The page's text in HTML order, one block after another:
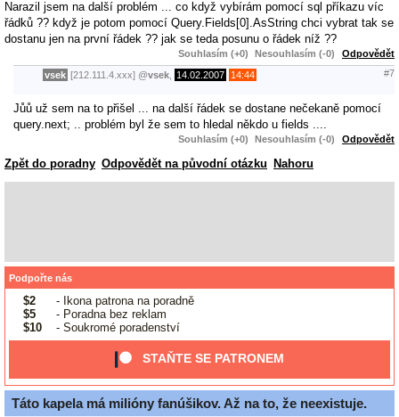
Narazil jsem na další problém ... co když vybírám pomocí sql příkazu víc
řádků ?? když je potom pomocí Query.Fields[0].AsString chci vybrat tak se
dostanu jen na první řádek ?? jak se teda posunu o řádek níž ??
Souhlasím (+0) Nesouhlasím (-0) Odpovědět
vsek [212.111.4.xxx] @vsek 14.02.2007 14:44 #7
Jůů už sem na to přišel ... na další řádek se dostane nečekaně pomocí
query.next; .. problém byl že sem to hledal někdo u fields ....
Souhlasím (+0) Nesouhlasím (-0) Odpovědět
Zpět do poradny Odpovědět na původní otázku Nahoru
Podpořte nás
$2
- Ikona patrona na poradně
$5
- Poradna bez reklam
$10
- Soukromé poradenství
STAŇTE SE PATRONEM
Táto kapela má milióny fanúšikov. Až na to, že neexistuje.